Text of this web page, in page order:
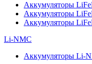
Аккумуляторы
Аккумуляторы
Аккумуляторы
Li-NMC
Аккумуляторы Li-